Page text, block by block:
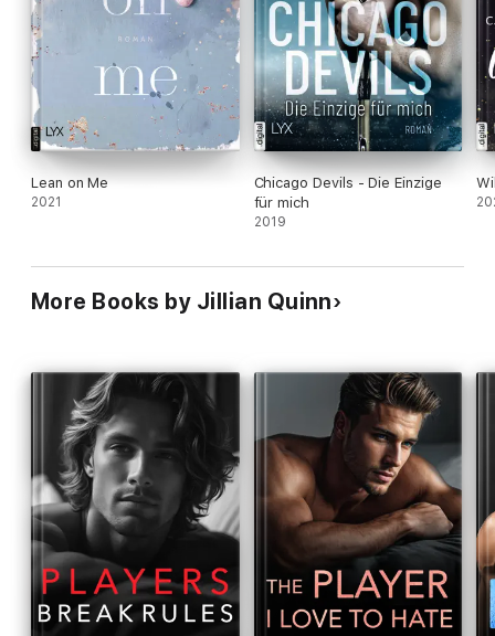
Lean on Me
2021
Chicago Devils - Die Einzige
für mich
2019
More Books by Jillian Quinn